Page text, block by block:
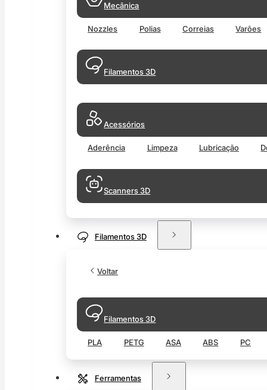
Mecânica
Nozzles Polias Correias Varões
Filamentos 3D
Acessórios
Aderência Limpeza Lubricação
Scanners 3D
Filamentos 3D
Voltar
Filamentos 3D
PLA PETG ASA ABS PC
Ferramentas